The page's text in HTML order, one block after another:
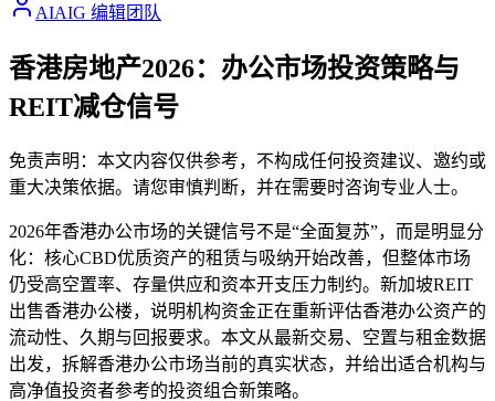
AIAIG 编辑团队
香港房地产2026：办公市场投资策略与
REIT减仓信号
免责声明：本文内容仅供参考，不构成任何投资建议、邀约或
重大决策依据。请您审慎判断，并在需要时咨询专业人士。
2026年香港办公市场的关键信号不是“全面复苏”，而是明显分
化：核心CBD优质资产的租赁与吸纳开始改善，但整体市场
仍受高空置率、存量供应和资本开支压力制约。新加坡REIT
出售香港办公楼，说明机构资金正在重新评估香港办公资产的
流动性、久期与回报要求。本文从最新交易、空置与租金数据
出发，拆解香港办公市场当前的真实状态，并给出适合机构与
高净值投资者参考的投资组合新策略。